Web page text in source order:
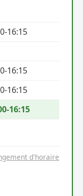
16:15
16:15
16:15
16:15
d'horaire